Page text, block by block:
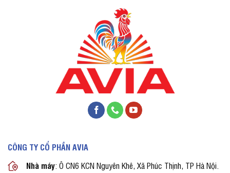
CÔNG TY CỔ PHẦN AVIA
Nhà máy: Ô CN6 KCN Nguyên Khê, Xã Phúc Thịnh, TP Hà Nội.